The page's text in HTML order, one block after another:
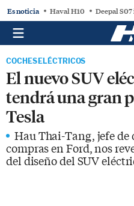
Es noticia Haval H10 Deepal S07
COCHES ELÉCTRICOS
El nuevo SUV
tendrá una gran
Tesla
Hau Thai-Tang, jefe de
compras en Ford, nos
del diseño del SUV